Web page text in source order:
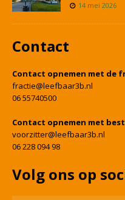
14 mei 2026
Contact
Contact opnemen met de
fractie@leefbaar3b.nl
06 55740500
Contact opnemen met
voorzitter@leefbaar3b.nl
06 228 094 98
Volg ons op